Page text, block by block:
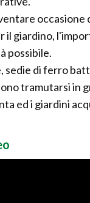
occasione
il giardino,
possibile.
sedie di ferro
tramutarsi in
ed i giardini